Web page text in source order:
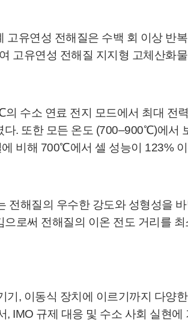
유연성 전해질은 수백 회 이상 반
고유연성 전해질 지지형 고체산화
수소 연료 전지 모드에서 최대 전
. 또한 모든 온도 (700–900℃)에서
비해 700℃에서 셀 성능이 123%
해질의 우수한 강도와 성형성을
로써 전해질의 이온 전도 거리를
, 이동식 장치에 이르기까지 다양
IMO 규제 대응 및 수소 사회 실현